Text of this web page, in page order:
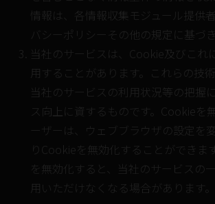
情報は、各情報収集モジュール提供
バシーポリシーその他の規定に基づ
当社のサービスは、Cookie及びこれ
用することがあります。これらの技
当社のサービスの利用状況等の把握
ス向上に資するものです。Cookieを
ーザーは、ウェブブラウザの設定を
りCookieを無効化することができま
を無効化すると、当社のサービスの
用いただけなくなる場合があります。